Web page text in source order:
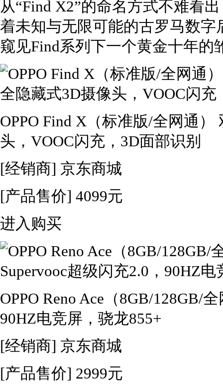
从“Find X2”的命名方式不难看
着未知与无限可能的古罗马数
窥见Find系列下一个黄金十年的
OPPO Find X（标准版/全网通
头，VOOC闪充，3D面部识别
[经销商] 京东商城
[产品售价] 4099元
进入购买
OPPO Reno Ace（8GB/128GB/
90HZ电竞屏，骁龙855+
[经销商] 京东商城
[产品售价] 2999元